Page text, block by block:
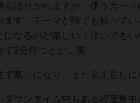
意は分かれますが、使うカー
す。テーマが誰でも知って
なるのが楽しい！注いでも
て3分待つとか…笑
無しになり、また覚え直し
ダウンタイム中もある程度集